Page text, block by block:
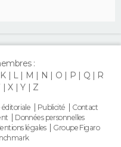
:
K L M N O P Q
R
X Y Z
Publicité
Contact
Données personnelles
légales
Groupe Figaro